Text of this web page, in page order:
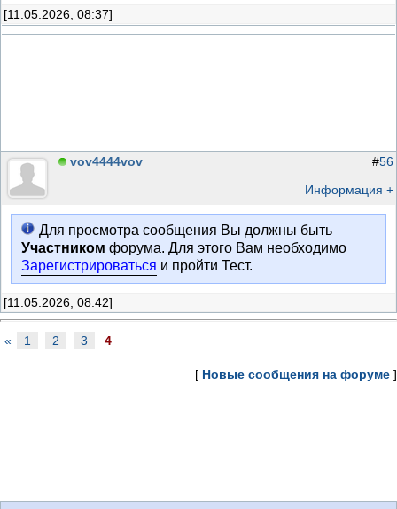
[11.05.2026, 08:37]
vov4444vov #56
Информация +
Для просмотра сообщения Вы должны быть
Участником форума. Для этого Вам необходимо
Зарегистрироваться и пройти Тест.
[11.05.2026, 08:42]
« 1 2 3 4
[ Новые сообщения на форуме ]